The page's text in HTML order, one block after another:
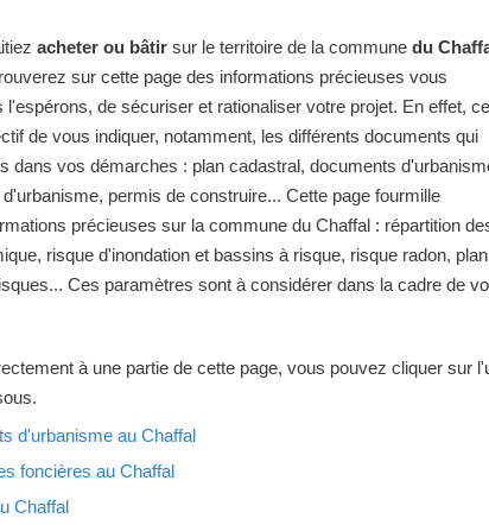
acheter ou bâtir sur le territoire de la commune du
sur cette page des informations précieuses vous
l'espérons, de sécuriser et rationaliser votre projet. En effet,
de vous indiquer, notamment, les différents documents qui
dans vos démarches : plan cadastral, documents
permis de construire... Cette page fourmille
précieuses sur la commune du Chaffal : répartition
risque d'inondation et bassins à risque, risque radon,
Ces paramètres sont à considérer dans la cadre de
à une partie de cette page, vous pouvez cliquer sur
d'urbanisme au Chaffal
foncières au Chaffal
Chaffal